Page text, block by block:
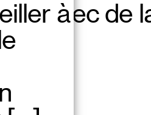
à
avec de
c’est assez
un